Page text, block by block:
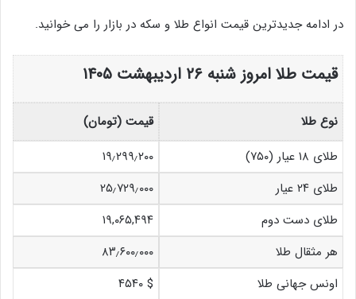
در ادامه جدیدترین قیمت انواع طلا و سکه در بازار را می خوانید.
قیمت طلا امروز شنبه ۲۶ اردیبهشت ۱۴۰۵
نوع طلا
قیمت (تومان)
طلای ۱۸ عیار (۷۵۰)
۱۹٫۲۹۹٫۲۰۰
طلای ۲۴ عیار
۲۵٫۷۲۹٫۰۰۰
طلای دست دوم
۱۹,۰۶۵,۴۹۴
هر مثقال طلا
۸۳٫۶۰۰٫۰۰۰
اونس جهانی طلا
$ ۴۵۴۰